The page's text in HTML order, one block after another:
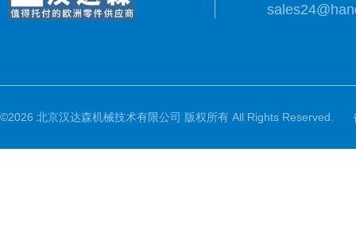
©2026 北京汉达森机械技术有限公司 版权所有 All Rights Reserved.